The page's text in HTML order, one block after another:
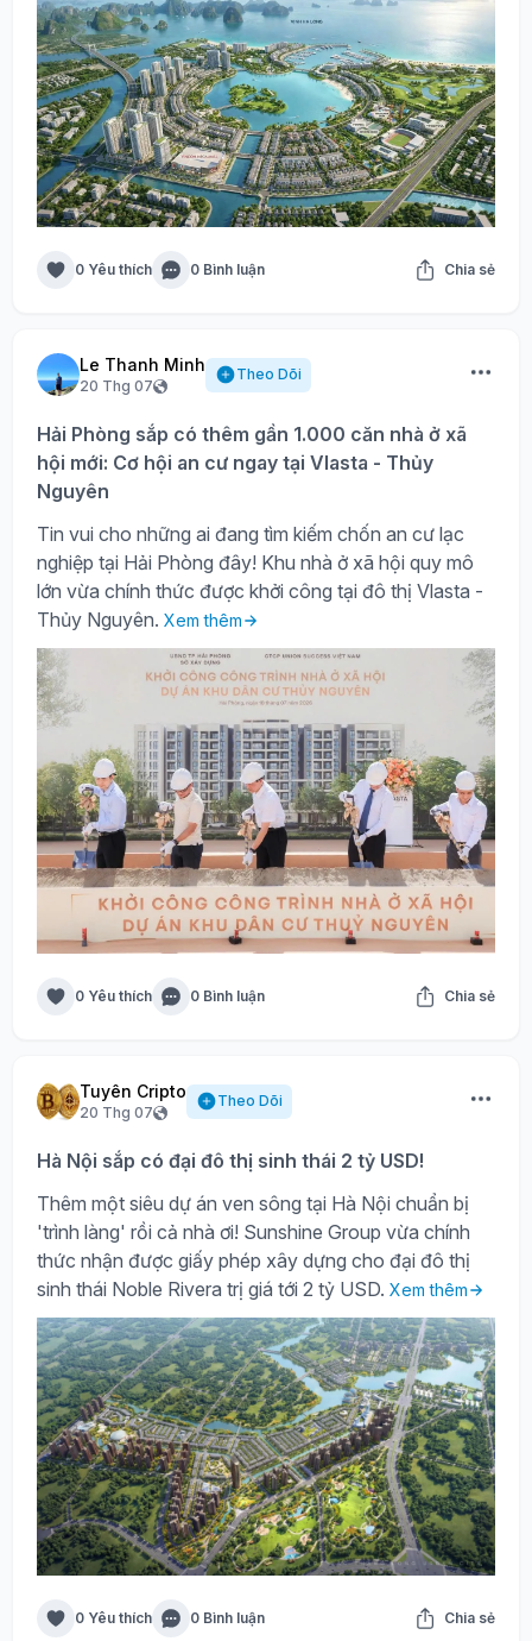
0 Yêu thích 0 Bình luận Chia sẻ
Le Thanh Minh
20 Thg 07
Theo Dõi
Hải Phòng sắp có thêm gần 1.000 căn nhà ở xã
hội mới: Cơ hội an cư ngay tại Vlasta - Thủy
Nguyên
Tin vui cho những ai đang tìm kiếm chốn an cư lạc
nghiệp tại Hải Phòng đây! Khu nhà ở xã hội quy mô
lớn vừa chính thức được khởi công tại đô thị Vlasta -
Thủy Nguyên. Xem thêm
0 Yêu thích 0 Bình luận Chia sẻ
Tuyên Cripto
20 Thg 07
Theo Dõi
Hà Nội sắp có đại đô thị sinh thái 2 tỷ USD!
Thêm một siêu dự án ven sông tại Hà Nội chuẩn bị
'trình làng' rồi cả nhà ơi! Sunshine Group vừa chính
thức nhận được giấy phép xây dựng cho đại đô thị
sinh thái Noble Rivera trị giá tới 2 tỷ USD. Xem thêm
0 Yêu thích 0 Bình luận Chia sẻ